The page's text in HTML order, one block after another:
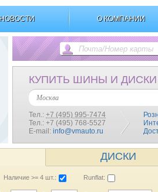
НОВОСТИ О КОМПАНИИ
КУПИТЬ ШИНЫ И ДИСКИ
Москва
Тел.: +7 (495) 995-7474
Тел.: +7 (495) 768-5527
E-mail: info@vmauto.ru
ДИСКИ
Наличие >= 4 шт.: Runflat: